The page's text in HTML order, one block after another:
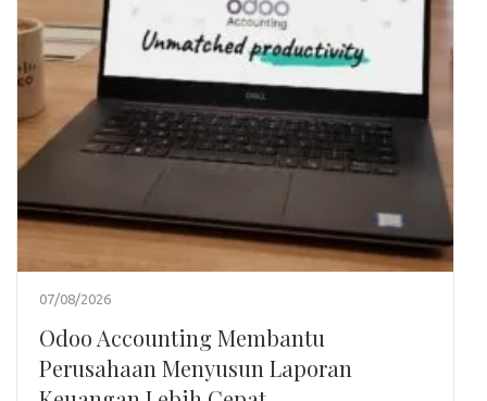
07/08/2026
Odoo Accounting Membantu
Perusahaan Menyusun Laporan